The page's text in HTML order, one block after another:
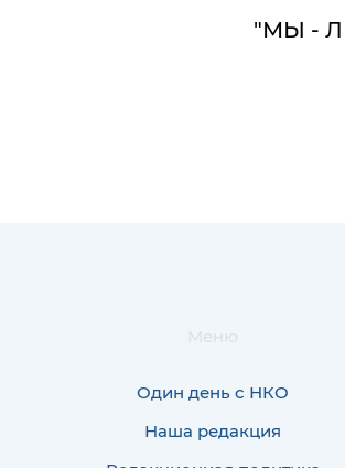
"МЫ -
Меню
Один день с НКО
Наша редакция